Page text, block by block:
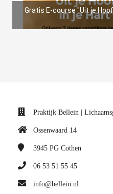
Gratis E-course "Uit je
Praktijk Bellein |
Ossenwaard 14
3945 PG Cothen
06 53 51 55 45
info@bellein.nl